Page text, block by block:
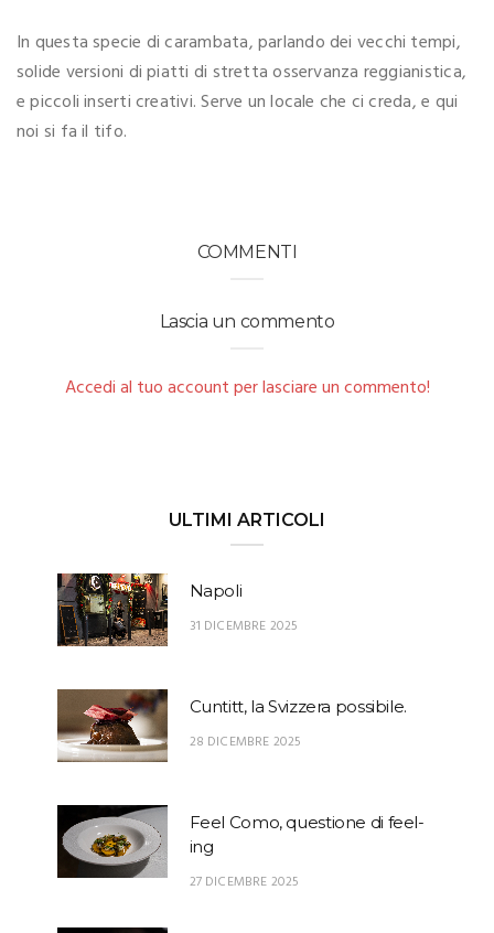
In questa specie di carambata, parlando dei vecchi tempi,
solide versioni di piatti di stretta osservanza reggianistica,
e piccoli inserti creativi. Serve un locale che ci creda, e qui
noi si fa il tifo.
COMMENTI
Lascia un commento
Accedi al tuo account per lasciare un commento!
ULTIMI ARTICOLI
Napoli
31 DICEMBRE 2025
Cuntitt, la Svizzera possibile.
28 DICEMBRE 2025
Feel Como, questione di feel-
ing
27 DICEMBRE 2025